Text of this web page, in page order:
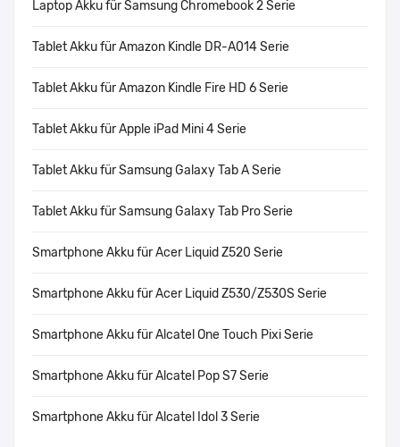
Laptop Akku für Samsung Chromebook 2 Serie
Tablet Akku für Amazon Kindle DR-A014 Serie
Tablet Akku für Amazon Kindle Fire HD 6 Serie
Tablet Akku für Apple iPad Mini 4 Serie
Tablet Akku für Samsung Galaxy Tab A Serie
Tablet Akku für Samsung Galaxy Tab Pro Serie
Smartphone Akku für Acer Liquid Z520 Serie
Smartphone Akku für Acer Liquid Z530/Z530S Serie
Smartphone Akku für Alcatel One Touch Pixi Serie
Smartphone Akku für Alcatel Pop S7 Serie
Smartphone Akku für Alcatel Idol 3 Serie